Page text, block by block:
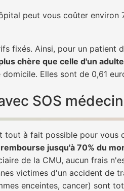
peut vous coûter
fixés. Ainsi, pour un patient
chère que celle d'un adulte
Elles sont de 0,61
SOS
tout à fait possible pour
jusqu'à 70% du
de la CMU, aucun frais
victimes d'un accident de
enceintes, cancer) sont